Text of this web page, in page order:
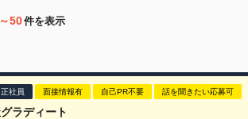
50件を表示
正社員 面接情報有 自己PR不要 話を聞きたい応募可
ラディート